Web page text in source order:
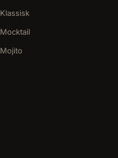
Klassisk
Mocktail
Mojito